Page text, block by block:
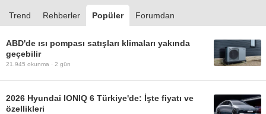
Trend Rehberler Popüler Forumdan
ABD'de ısı pompası satışları klimaları yakında
geçebilir
21.945 okunma · 2 gün
2026 Hyundai IONIQ 6 Türkiye'de: İşte fiyatı ve
özellikleri